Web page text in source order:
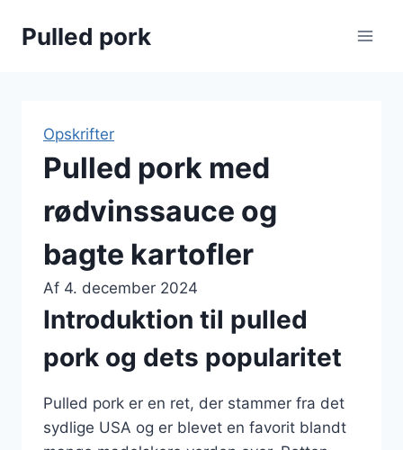
Pulled pork
Opskrifter
Pulled pork med
rødvinssauce og
bagte kartofler
Af 4. december 2024
Introduktion til pulled
pork og dets popularitet
Pulled pork er en ret, der stammer fra det
sydlige USA og er blevet en favorit blandt